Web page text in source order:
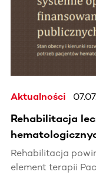
Aktualności
Rehabilitacja
Rehabilitacja
element terapii